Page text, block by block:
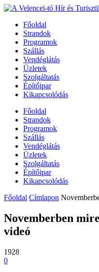
Főoldal
Strandok
Programok
Szállás
Vendéglátás
Üzletek
Szolgáltatás
Építőipar
Kikapcsolódás
Főoldal
Strandok
Programok
Szállás
Vendéglátás
Üzletek
Szolgáltatás
Építőipar
Kikapcsolódás
Főoldal Címlapon
Novemberben
videó
1928
0